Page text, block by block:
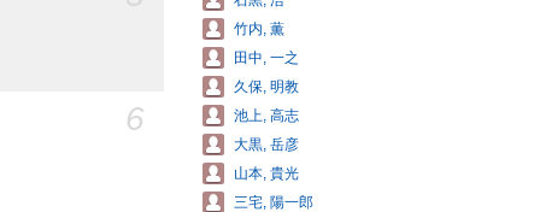
6
竹内, 薫
田中, 一之
久保, 明教
池上, 高志
大黒, 岳彦
山本, 貴光
三宅, 陽一郎